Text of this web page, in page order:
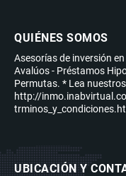
QUIÉNES SOMOS
Asesorías de inversión
Avalúos - Préstamos
Permutas. * Lea
http://
UBICACIÓN Y